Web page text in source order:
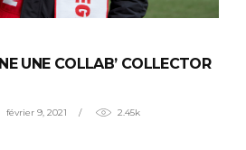
UNE COLLAB’ COLLECTOR
février 9, 2021 2.45k